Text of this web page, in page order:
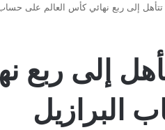
تتأهل إلى ربع نهائي كأس العالم على
إلى ربع
البرازيل